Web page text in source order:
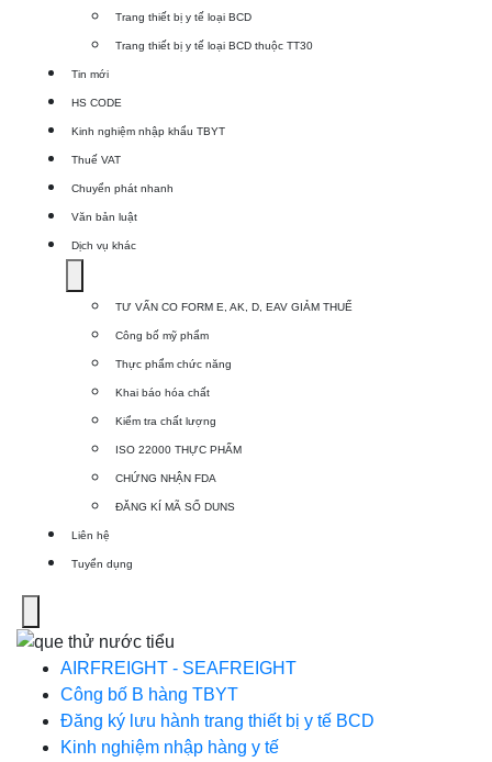
hàng
Trang thiết bị y tế loại BCD
Trang thiết bị y tế loại BCD thuộc TT30
Tin mới
HS CODE
Kinh nghiệm nhập khẩu TBYT
Thuế VAT
Chuyển phát nhanh
Văn bản luật
Dịch vụ khác
submenuTƯ VẤN CO FORM E, AK, D, EAV GIẢM THUẾ
Công bố mỹ phẩm
Thực phẩm chức năng
Khai báo hóa chất
Kiểm tra chất lượng
ISO 22000 THỰC PHẨM
CHỨNG NHẬN FDA
ĐĂNG KÍ MÃ SỐ DUNS
Liên hệ
Tuyển dụng
AIRFREIGHT - SEAFREIGHT
Công bố B hàng TBYT
Đăng ký lưu hành trang thiết bị y tế BCD
Kinh nghiệm nhập hàng y tế